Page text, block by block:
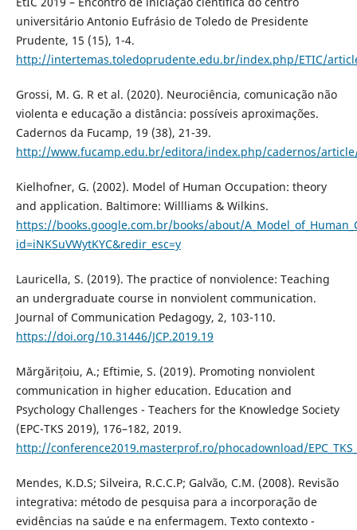
universitário Antonio Eufrásio de Toledo de Presidente
Prudente, 15 (15), 1-4.
http://intertemas.toledoprudente.edu.br/index.php/ETIC/
Grossi, M. G. R et al. (2020). Neurociência, comunicação não
violenta e educação a distância: possíveis aproximações.
Cadernos da Fucamp, 19 (38), 21-39.
http://www.fucamp.edu.br/editora/index.php/cadernos/
Kielhofner, G. (2002). Model of Human Occupation: theory
and application. Baltimore: Willliams & Wilkins.
https://books.google.com.br/books/about/
id=iNKSuVWytKYC&redir_esc=y
Lauricella, S. (2019). The practice of nonviolence: Teaching
an undergraduate course in nonviolent communication.
Journal of Communication Pedagogy, 2, 103-110.
https://doi.org/10.31446/JCP.2019.19
Mărgărițoiu, A.; Eftimie, S. (2019). Promoting nonviolent
communication in higher education. Education and
Psychology Challenges - Teachers for the Knowledge Society
(EPC-TKS 2019), 176–182, 2019.
http://conference2019.masterprof.ro/phocadownload/
Mendes, K.D.S; Silveira, R.C.C.P; Galvão, C.M. (2008). Revisão
integrativa: método de pesquisa para a incorporação de
evidências na saúde e na enfermagem. Texto contexto -